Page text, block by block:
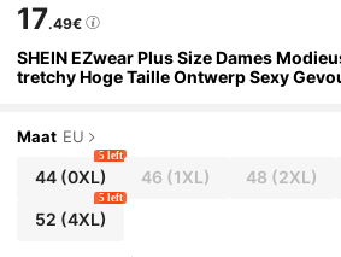
17.49€
SHEIN EZwear Plus Size Dames
tretchy Hoge Taille Ontwerp Sexy
Maat EU
44(0XL)
5 left
46 (1XL) 48 (2XL)
52 (4XL)
5 left